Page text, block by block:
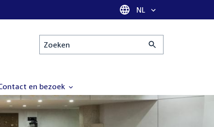
Taal selectie
NL
Zoeken
en bezoek